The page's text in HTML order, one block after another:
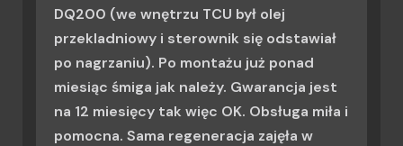
DQ200 (we wnętrzu TCU był olej
przekladniowy i sterownik się odstawiał
po nagrzaniu). Po montażu już ponad
miesiąc śmiga jak należy. Gwarancja jest
na 12 miesięcy tak więc OK. Obsługa miła i
pomocna. Sama regeneracja zajęła w